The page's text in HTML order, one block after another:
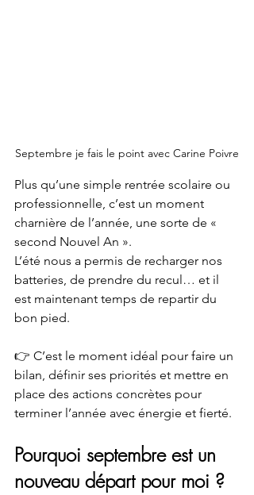
Septembre je fais le point avec Carine Poivre
Plus qu’une simple rentrée scolaire ou
professionnelle, c’est un moment
charnière de l’année, une sorte de «
second Nouvel An ».
L’été nous a permis de recharger nos
batteries, de prendre du recul… et il
est maintenant temps de repartir du
bon pied.
👉 C’est le moment idéal pour faire un
bilan, définir ses priorités et mettre en
place des actions concrètes pour
terminer l’année avec énergie et fierté.
Pourquoi septembre est un
nouveau départ pour moi ?